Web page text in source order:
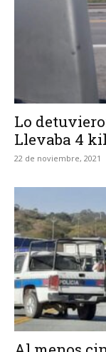
Lo
Llevaba 4
22 de noviembre, 2021